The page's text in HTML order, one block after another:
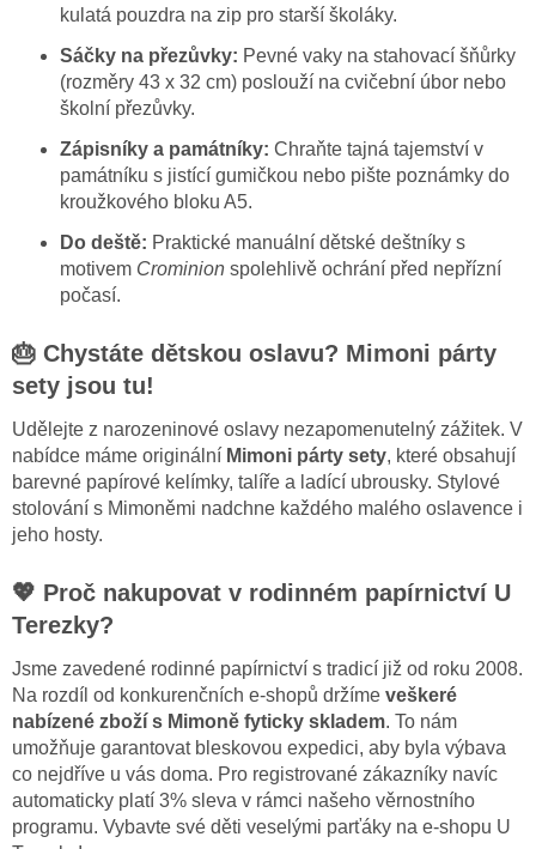
kulatá pouzdra na zip pro starší školáky.
Sáčky na přezůvky: Pevné vaky na stahovací šňůrky
(rozměry 43 x 32 cm) poslouží na cvičební úbor nebo
školní přezůvky.
Zápisníky a památníky: Chraňte tajná tajemství v
památníku s jistící gumičkou nebo pište poznámky do
kroužkového bloku A5.
Do deště: Praktické manuální dětské deštníky s
motivem Crominion spolehlivě ochrání před nepřízní
počasí.
🎂 Chystáte dětskou oslavu? Mimoni párty
sety jsou tu!
Udělejte z narozeninové oslavy nezapomenutelný zážitek. V
nabídce máme originální Mimoni párty sety, které obsahují
barevné papírové kelímky, talíře a ladící ubrousky. Stylové
stolování s Mimoněmi nadchne každého malého oslavence i
jeho hosty.
💖 Proč nakupovat v rodinném papírnictví U
Terezky?
Jsme zavedené rodinné papírnictví s tradicí již od roku 2008.
Na rozdíl od konkurenčních e-shopů držíme veškeré
nabízené zboží s Mimoně fyticky skladem. To nám
umožňuje garantovat bleskovou expedici, aby byla výbava
co nejdříve u vás doma. Pro registrované zákazníky navíc
automaticky platí 3% sleva v rámci našeho věrnostního
programu. Vybavte své děti veselými parťáky na e-shopu U